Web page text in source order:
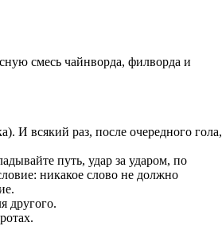
смесь чайнворда, филворда и
И всякий раз, после очередного гола,
путь, удар за ударом, по
никакое слово не должно
другого.